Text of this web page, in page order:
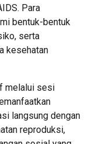
Para
bentuk-bentuk
serta
kesehatan
melalui sesi
langsung dengan
reproduksi,